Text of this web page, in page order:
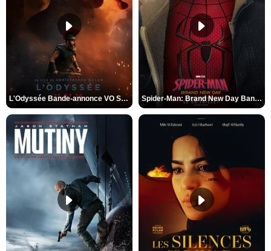
L'Odyssée Bande-annonce VO STFR Spider-Man: Brand New Day Bande-annonce VO STFR